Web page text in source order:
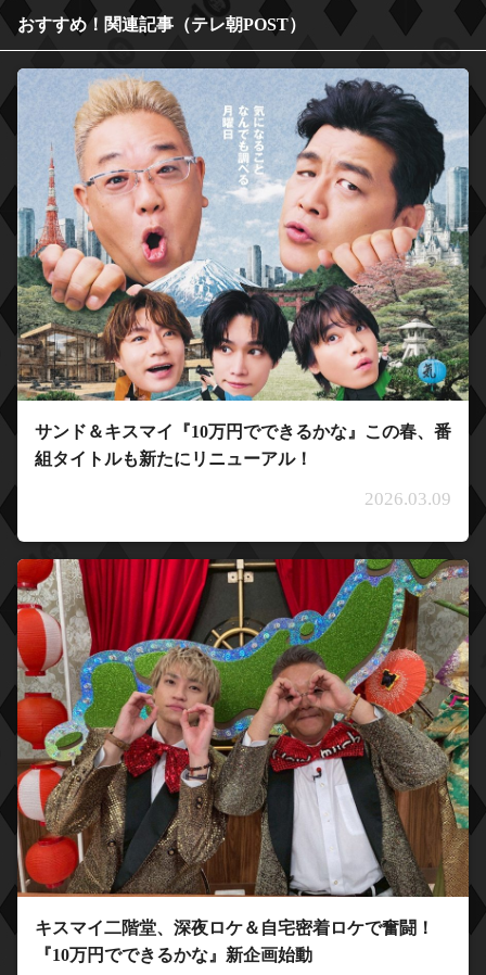
おすすめ！関連記事（テレ朝POST）
サンド＆キスマイ『10万円でできるかな』この春、番
組タイトルも新たにリニューアル！
2026.03.09
キスマイ二階堂、深夜ロケ＆自宅密着ロケで奮闘！
『10万円でできるかな』新企画始動